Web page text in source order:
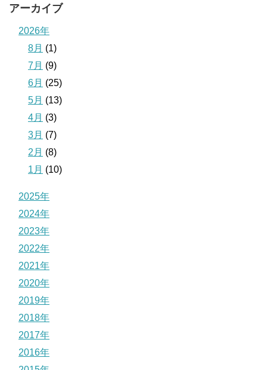
アーカイブ
2026年
8月 (1)
7月 (9)
6月 (25)
5月 (13)
4月 (3)
3月 (7)
2月 (8)
1月 (10)
2025年
2024年
2023年
2022年
2021年
2020年
2019年
2018年
2017年
2016年